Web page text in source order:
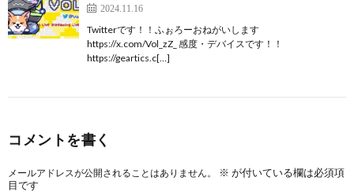
2024.11.16
Twitterです！！ふぉろーおねがいします
https://x.com/Vol_zZ_ 感度・デバイスです！！
https://geartics.c[…]
コメントを書く
メールアドレスが公開されることはありません。 ※ が付いている欄は必須項
目です